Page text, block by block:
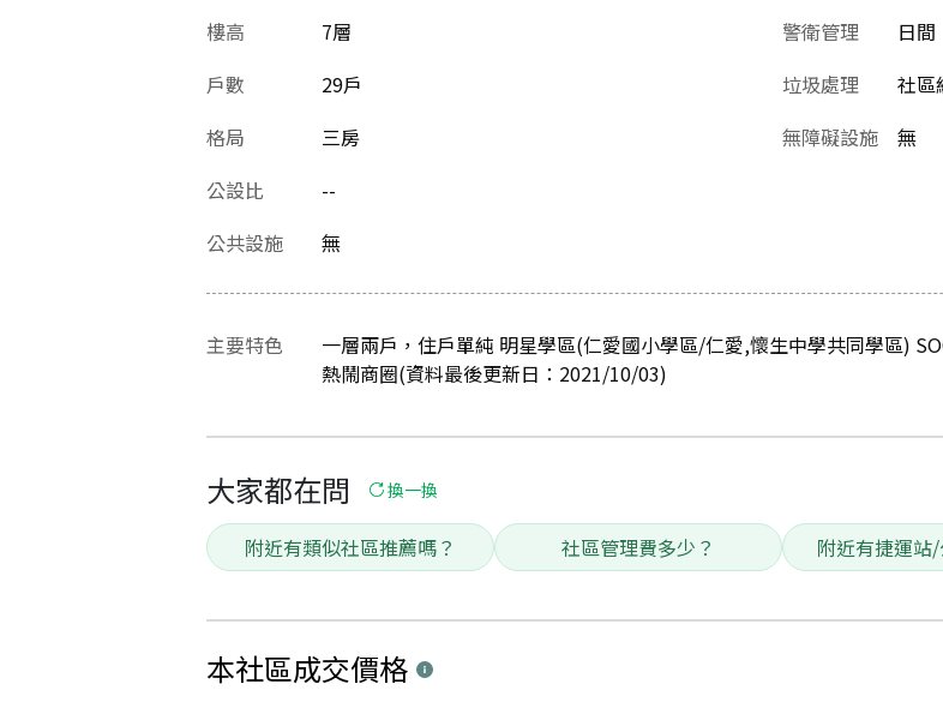
樓高
7層
戶數
29戶
格局
三房
公設比
--
警衛管理
日間
垃圾處理
社區
無障礙設施
無
公共設施 無
主要特色
一層兩戶，住戶單純 明星學區(仁愛國小學區/仁愛,懷生中學共同學區)
熱鬧商圈(資料最後更新日：2021/10/03)
大家都在問 換一換
附近有類似社區推薦嗎？ 社區管理費多少？ 附近有捷運站
本社區成交價格